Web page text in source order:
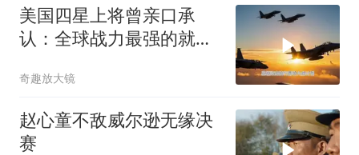
美国四星上将曾亲口承
认：全球战力最强的就这
奇趣放大镜
赵心童不敌威尔逊无缘决
赛